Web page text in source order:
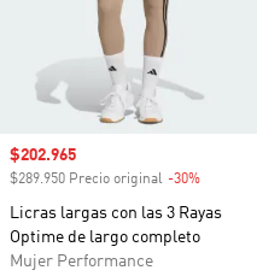
Precio de venta
$202.965
$289.950 Precio original -30%
Licras largas con las 3 Rayas
Optime de largo completo
Mujer Performance